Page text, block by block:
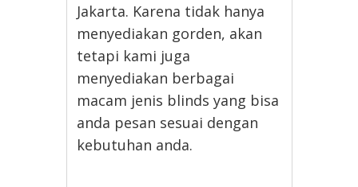
Jakarta. Karena tidak hanya
menyediakan gorden, akan
tetapi kami juga
menyediakan berbagai
macam jenis blinds yang bisa
anda pesan sesuai dengan
kebutuhan anda.